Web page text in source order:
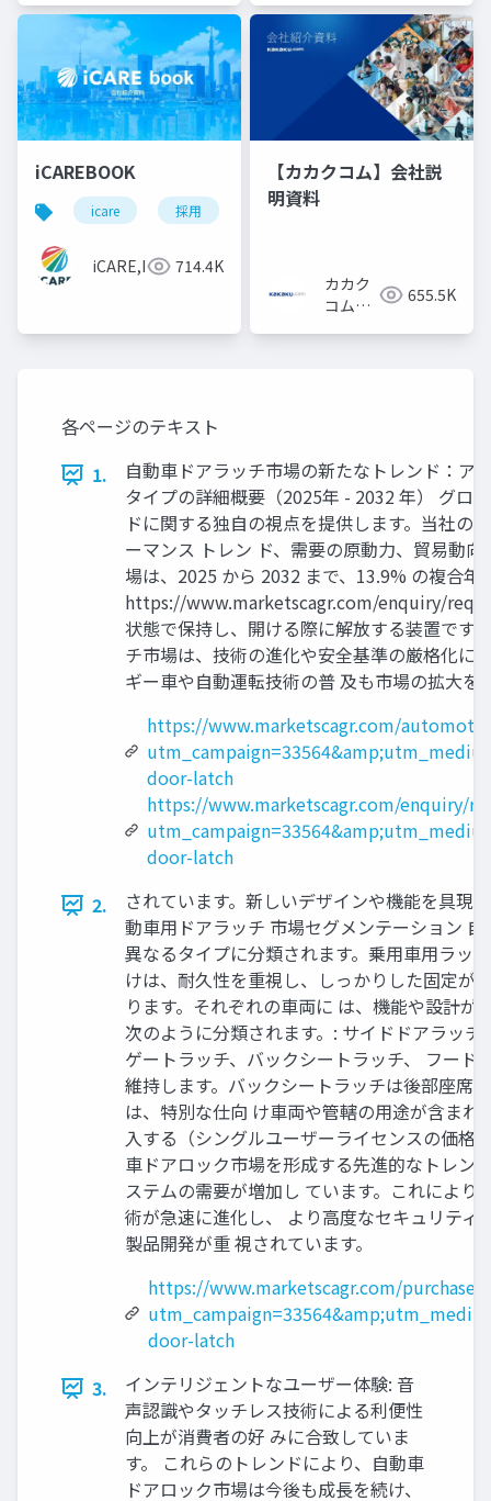
iCAREBOOK
icare 採用 カルチャーデック
iCARE,Inc 714.4K
【カカクコム】会社説
明資料
カカク
コム採
655.5K
各ページのテキスト
1.
自動車ドアラッチ市場の新たなトレンド：ア
タイプの詳細概要（2025年 - 2032 年） グロ
ドに関する独自の視点を提供します。当社の
ーマンス トレン ド、需要の原動力、貿易動
場は、2025 から 2032 まで、13.9% の複合
https://www.marketscagr.com/enquiry/
状態で保持し、開ける際に解放する装置です
チ市場は、技術の進化や安全基準の厳格化に
ギー車や自動運転技術の普 及も市場の拡大
https://www.marketscagr.com/
door-latch
https://www.marketscagr.com/enquiry/
door-latch
2.
されています。新しいデザインや機能を具現
動車用ドアラッチ 市場セグメンテーション
異なるタイプに分類されます。乗用車用ラッ
けは、耐久性を重視し、しっかりした固定が
ります。それぞれの車両に は、機能や設計
次のように分類されます。: サイドドアラッ
ゲートラッチ、バックシートラッチ、 フー
維持します。バックシートラッチは後部座席
は、特別な仕向 け車両や管轄の用途が含ま
入する（シングルユーザーライセンスの価
車ドアロック市場を形成する先進的なトレン
ステムの需要が増加し ています。これによ
術が急速に進化し、 より高度なセキュリテ
製品開発が重 視されています。
https://www.marketscagr.com/purchase/
door-latch
3.
インテリジェントなユーザー体験: 音
声認識やタッチレス技術による利便性
向上が消費者の好 みに合致していま
す。 これらのトレンドにより、自動車
ドアロック市場は今後も成長を続け、